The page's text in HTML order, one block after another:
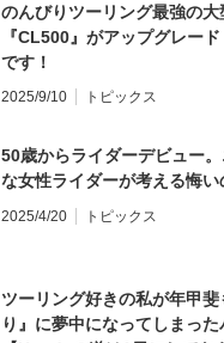
のんびりツーリング最強の大
『CL500』がアップグレー
です！
2025/9/10 トピックス
50歳からライダーデビュー
な女性ライダーが考える悔い
2025/4/20 トピックス
ツーリング好きの私が年甲
り』に夢中になってしまっ